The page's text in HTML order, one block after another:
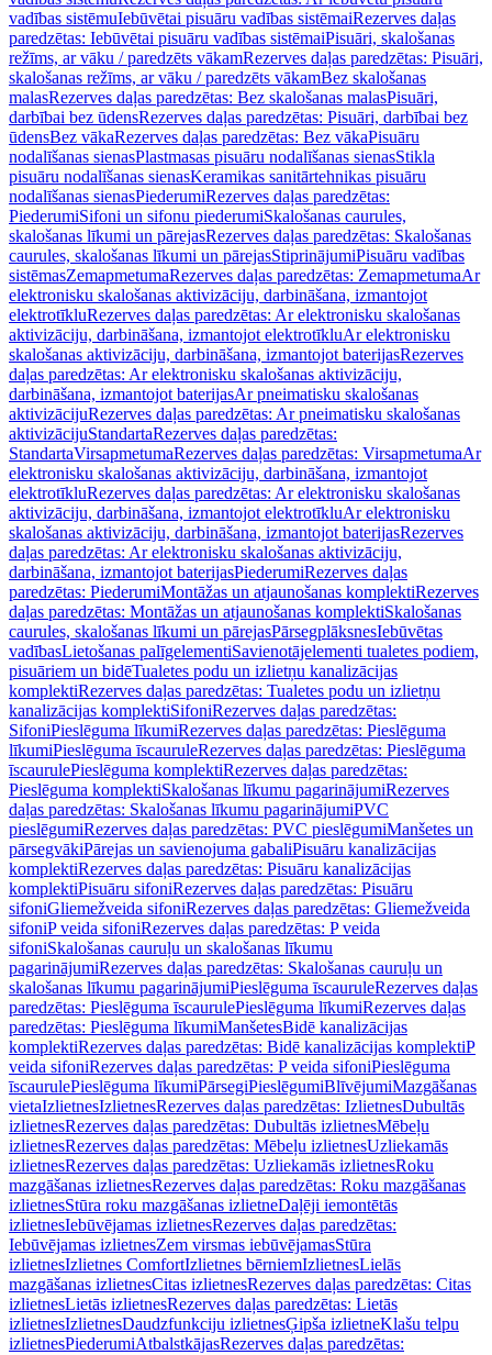
vadības sistēmuIebūvētai pisuāru vadības sistēmaiRezerves daļas
paredzētas: Iebūvētai pisuāru vadības sistēmaiPisuāri, skalošanas
režīms, ar vāku / paredzēts vākamRezerves daļas paredzētas: Pisuāri,
skalošanas režīms, ar vāku / paredzēts vākamBez skalošanas
malasRezerves daļas paredzētas: Bez skalošanas malasPisuāri,
darbībai bez ūdensRezerves daļas paredzētas: Pisuāri, darbībai bez
ūdensBez vākaRezerves daļas paredzētas: Bez vākaPisuāru
nodalīšanas sienasPlastmasas pisuāru nodalīšanas sienasStikla
pisuāru nodalīšanas sienasKeramikas sanitārtehnikas pisuāru
nodalīšanas sienasPiederumiRezerves daļas paredzētas:
PiederumiSifoni un sifonu piederumiSkalošanas caurules,
skalošanas līkumi un pārejasRezerves daļas paredzētas: Skalošanas
caurules, skalošanas līkumi un pārejasStiprinājumiPisuāru vadības
sistēmasZemapmetumaRezerves daļas paredzētas: ZemapmetumaAr
elektronisku skalošanas aktivizāciju, darbināšana, izmantojot
elektrotīkluRezerves daļas paredzētas: Ar elektronisku skalošanas
aktivizāciju, darbināšana, izmantojot elektrotīkluAr elektronisku
skalošanas aktivizāciju, darbināšana, izmantojot baterijasRezerves
daļas paredzētas: Ar elektronisku skalošanas aktivizāciju,
darbināšana, izmantojot baterijasAr pneimatisku skalošanas
aktivizācijuRezerves daļas paredzētas: Ar pneimatisku skalošanas
aktivizācijuStandartaRezerves daļas paredzētas:
StandartaVirsapmetumaRezerves daļas paredzētas: VirsapmetumaAr
elektronisku skalošanas aktivizāciju, darbināšana, izmantojot
elektrotīkluRezerves daļas paredzētas: Ar elektronisku skalošanas
aktivizāciju, darbināšana, izmantojot elektrotīkluAr elektronisku
skalošanas aktivizāciju, darbināšana, izmantojot baterijasRezerves
daļas paredzētas: Ar elektronisku skalošanas aktivizāciju,
darbināšana, izmantojot baterijasPiederumiRezerves daļas
paredzētas: PiederumiMontāžas un atjaunošanas komplektiRezerves
daļas paredzētas: Montāžas un atjaunošanas komplektiSkalošanas
caurules, skalošanas līkumi un pārejasPārsegplāksnesIebūvētas
vadībasLietošanas palīgelementiSavienotājelementi tualetes podiem,
pisuāriem un bidēTualetes podu un izlietņu kanalizācijas
komplektiRezerves daļas paredzētas: Tualetes podu un izlietņu
kanalizācijas komplektiSifoniRezerves daļas paredzētas:
SifoniPieslēguma līkumiRezerves daļas paredzētas: Pieslēguma
līkumiPieslēguma īscauruleRezerves daļas paredzētas: Pieslēguma
īscaurulePieslēguma komplektiRezerves daļas paredzētas:
Pieslēguma komplektiSkalošanas līkumu pagarinājumiRezerves
daļas paredzētas: Skalošanas līkumu pagarinājumiPVC
pieslēgumiRezerves daļas paredzētas: PVC pieslēgumiManšetes un
pārsegvākiPārejas un savienojuma gabaliPisuāru kanalizācijas
komplektiRezerves daļas paredzētas: Pisuāru kanalizācijas
komplektiPisuāru sifoniRezerves daļas paredzētas: Pisuāru
sifoniGliemežveida sifoniRezerves daļas paredzētas: Gliemežveida
sifoniP veida sifoniRezerves daļas paredzētas: P veida
sifoniSkalošanas cauruļu un skalošanas līkumu
pagarinājumiRezerves daļas paredzētas: Skalošanas cauruļu un
skalošanas līkumu pagarinājumiPieslēguma īscauruleRezerves daļas
paredzētas: Pieslēguma īscaurulePieslēguma līkumiRezerves daļas
paredzētas: Pieslēguma līkumiManšetesBidē kanalizācijas
komplektiRezerves daļas paredzētas: Bidē kanalizācijas komplektiP
veida sifoniRezerves daļas paredzētas: P veida sifoniPieslēguma
īscaurulePieslēguma līkumiPārsegiPieslēgumiBlīvējumiMazgāšanas
vietaIzlietnesIzlietnesRezerves daļas paredzētas: IzlietnesDubultās
izlietnesRezerves daļas paredzētas: Dubultās izlietnesMēbeļu
izlietnesRezerves daļas paredzētas: Mēbeļu izlietnesUzliekamās
izlietnesRezerves daļas paredzētas: Uzliekamās izlietnesRoku
mazgāšanas izlietnesRezerves daļas paredzētas: Roku mazgāšanas
izlietnesStūra roku mazgāšanas izlietneDaļēji iemontētās
izlietnesIebūvējamas izlietnesRezerves daļas paredzētas:
Iebūvējamas izlietnesZem virsmas iebūvējamasStūra
izlietnesIzlietnes ComfortIzlietnes bērniemIzlietnesLielās
mazgāšanas izlietnesCitas izlietnesRezerves daļas paredzētas: Citas
izlietnesLietās izlietnesRezerves daļas paredzētas: Lietās
izlietnesIzlietnesDaudzfunkciju izlietnesĢipša izlietneKlašu telpu
izlietnesPiederumiAtbalstkājasRezerves daļas paredzētas: